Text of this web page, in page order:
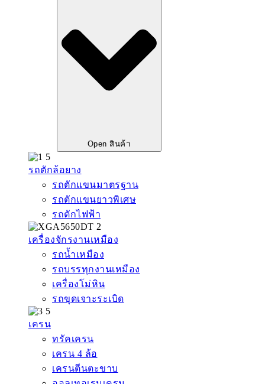
Open สินค้า
รถตักล้อยาง
รถตักแขนมาตรฐาน
รถตักแขนยาวพิเศษ
รถตักไฟฟ้า
เครื่องจักรงานเหมือง
รถน้ำเหมือง
รถบรรทุกงานเหมือง
เครื่องโม่หิน
รถขุดเจาะระเบิด
เครน
ทรัคเครน
เครน 4 ล้อ
เครนตีนตะขาบ